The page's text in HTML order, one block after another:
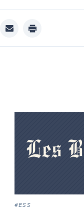
mail print
#ESS